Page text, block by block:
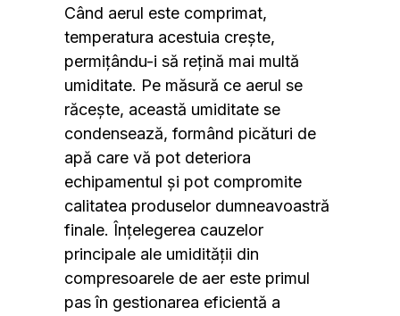
Când aerul este comprimat,
temperatura acestuia crește,
permițându-i să rețină mai multă
umiditate. Pe măsură ce aerul se
răcește, această umiditate se
condensează, formând picături de
apă care vă pot deteriora
echipamentul și pot compromite
calitatea produselor dumneavoastră
finale. Înțelegerea cauzelor
principale ale umidității din
compresoarele de aer este primul
pas în gestionarea eficientă a